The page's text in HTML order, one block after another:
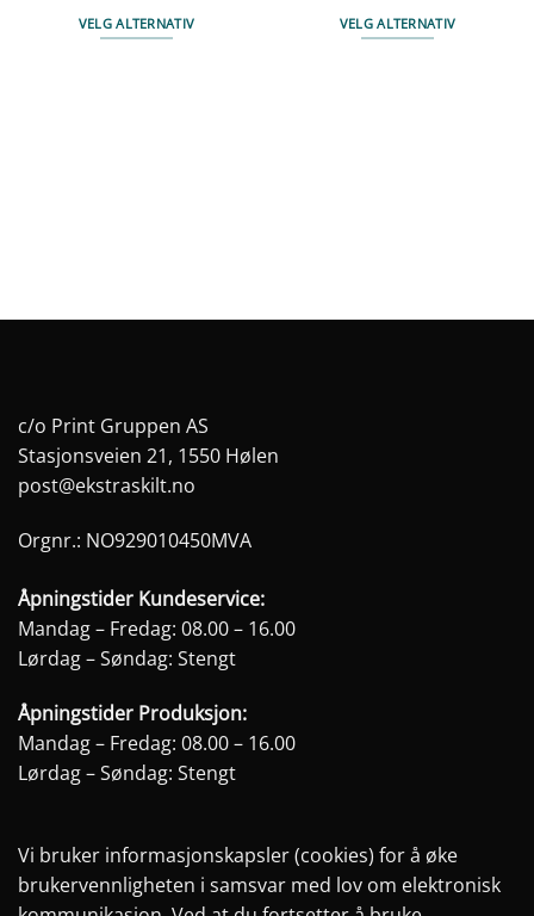
VELG ALTERNATIV VELG ALTERNATIV
c/o Print Gruppen AS
Stasjonsveien 21, 1550 Hølen
post@ekstraskilt.no
Orgnr.: NO929010450MVA
Åpningstider Kundeservice:
Mandag – Fredag: 08.00 – 16.00
Lørdag – Søndag: Stengt
Åpningstider Produksjon:
Mandag – Fredag: 08.00 – 16.00
Lørdag – Søndag: Stengt
Vi bruker informasjonskapsler (cookies) for å øke
brukervennligheten i samsvar med lov om elektronisk